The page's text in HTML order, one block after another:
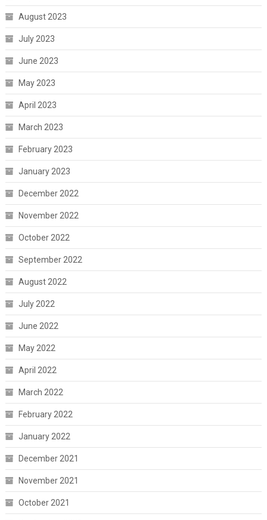
August 2023
July 2023
June 2023
May 2023
April 2023
March 2023
February 2023
January 2023
December 2022
November 2022
October 2022
September 2022
August 2022
July 2022
June 2022
May 2022
April 2022
March 2022
February 2022
January 2022
December 2021
November 2021
October 2021